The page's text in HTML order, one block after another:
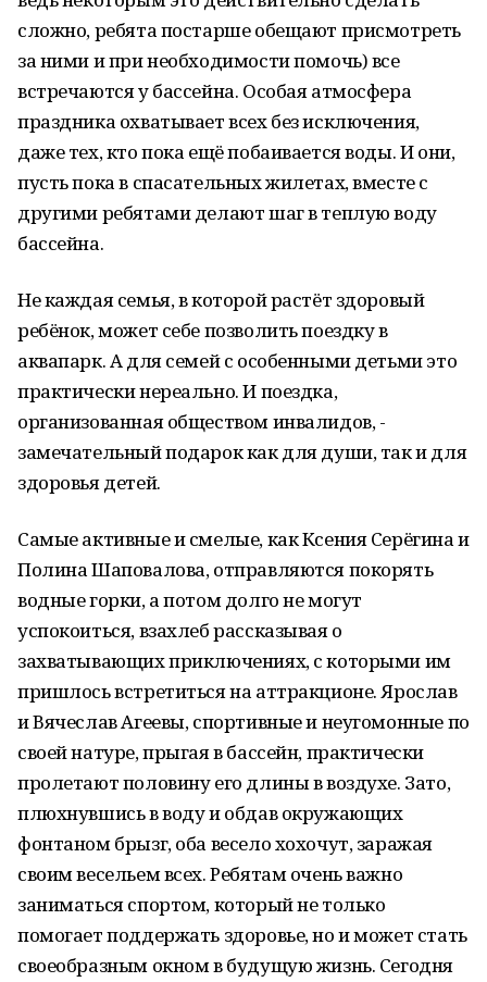
сложно, ребята постарше обещают присмотреть
за ними и при необходимости помочь) все
встречаются у бассейна. Особая атмосфера
праздника охватывает всех без исключения,
даже тех, кто пока ещё побаивается воды. И они,
пусть пока в спасательных жилетах, вместе с
другими ребятами делают шаг в теплую воду
бассейна.
Не каждая семья, в которой растёт здоровый
ребёнок, может себе позволить поездку в
аквапарк. А для семей с особенными детьми это
практически нереально. И поездка,
организованная обществом инвалидов, -
замечательный подарок как для души, так и для
здоровья детей.
Самые активные и смелые, как Ксения Серёгина и
Полина Шаповалова, отправляются покорять
водные горки, а потом долго не могут
успокоиться, взахлеб рассказывая о
захватывающих приключениях, с которыми им
пришлось встретиться на аттракционе. Ярослав
и Вячеслав Агеевы, спортивные и неугомонные по
своей натуре, прыгая в бассейн, практически
пролетают половину его длины в воздухе. Зато,
плюхнувшись в воду и обдав окружающих
фонтаном брызг, оба весело хохочут, заражая
своим весельем всех. Ребятам очень важно
заниматься спортом, который не только
помогает поддержать здоровье, но и может стать
своеобразным окном в будущую жизнь. Сегодня